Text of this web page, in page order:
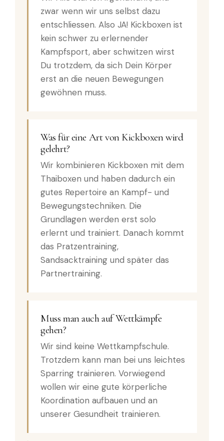
zwar wenn wir uns selbst dazu
entschliessen. Also JA! Kickboxen ist
kein schwer zu erlernender
Kampfsport, aber schwitzen wirst
Du trotzdem, da sich Dein Körper
erst an die neuen Bewegungen
gewöhnen muss.
Was für eine Art von Kickboxen wird
gelehrt?
Wir kombinieren Kickboxen mit dem
Thaiboxen und haben dadurch ein
gutes Repertoire an Kampf- und
Bewegungstechniken. Die
Grundlagen werden erst solo
erlernt und trainiert. Danach kommt
das Pratzentraining,
Sandsacktraining und später das
Partnertraining.
Muss man auch auf Wettkämpfe
gehen?
Wir sind keine Wettkampfschule.
Trotzdem kann man bei uns leichtes
Sparring trainieren. Vorwiegend
wollen wir eine gute körperliche
Koordination aufbauen und an
unserer Gesundheit trainieren.